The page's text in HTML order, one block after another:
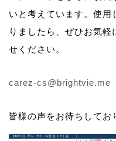
いと考えています。使用
りましたら、ぜひお気
せください。
carez-cs@brightvie.me
皆様の声をお待ちしてお